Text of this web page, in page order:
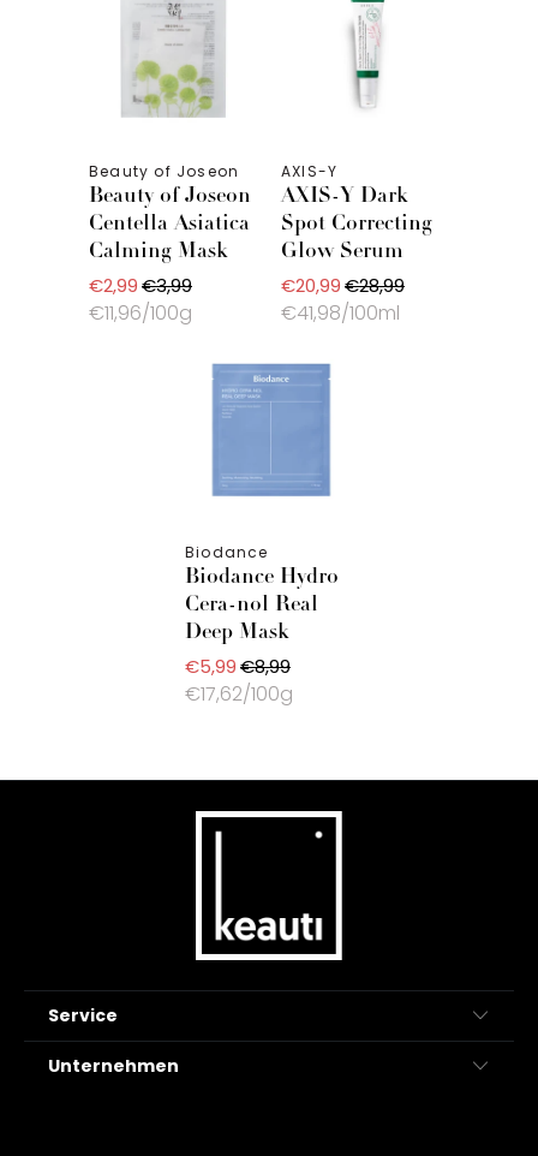
Beauty of Joseon
Beauty of Joseon
Centella Asiatica
Calming Mask
€2,99€3,99
€11,96/100g
AXIS-Y
AXIS-Y Dark
Spot Correcting
Glow Serum
€20,99€28,99
€41,98/100ml
Biodance
Biodance Hydro
Cera-nol Real
Deep Mask
€5,99€8,99
€17,62/100g
Service
Unternehmen